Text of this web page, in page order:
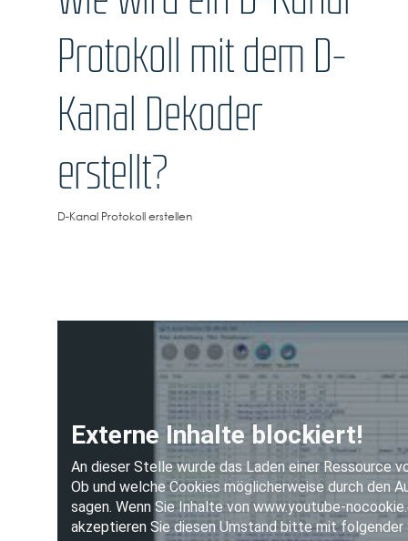
Protokoll mit dem D-
Kanal Dekoder
erstellt?
D-Kanal Protokoll erstellen